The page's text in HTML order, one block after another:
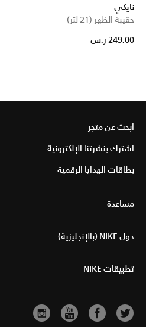
نايكي
حقيبة الظهر (21 لتر)
249.00 ر.س
ابحث عن متجر
اشترك بنشرتنا الإلكترونية
بطاقات الهدايا الرقمية
مساعدة
حول NIKE (بالإنجليزية)
تطبيقات NIKE